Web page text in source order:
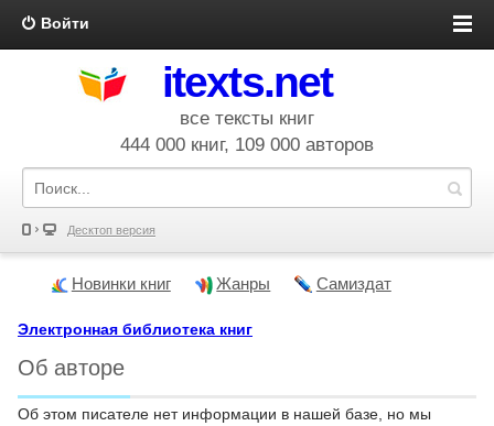
Войти
itexts.net
все тексты книг
444 000 книг, 109 000 авторов
Десктоп версия
Новинки книг Жанры Самиздат
Электронная библиотека книг
Об авторе
Об этом писателе нет информации в нашей базе, но мы